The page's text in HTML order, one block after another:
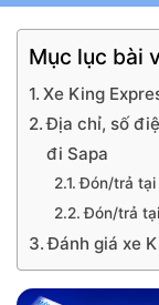
Mục lục bài
Xe King
Địa chỉ, số
đi Sapa
Đón/trả tại
Đón/trả
Đánh giá xe